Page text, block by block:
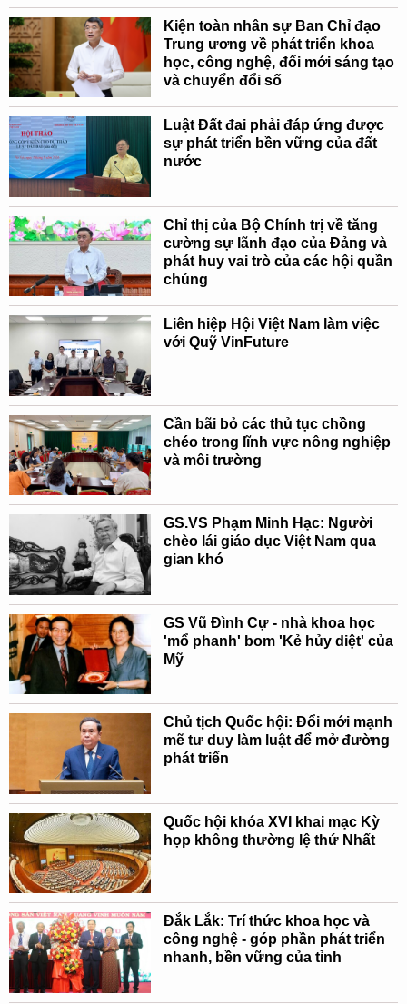
Kiện toàn nhân sự Ban Chỉ đạo
Trung ương về phát triển khoa
học, công nghệ, đổi mới sáng tạo
và chuyển đổi số
Luật Đất đai phải đáp ứng được
sự phát triển bền vững của đất
nước
Chỉ thị của Bộ Chính trị về tăng
cường sự lãnh đạo của Đảng và
phát huy vai trò của các hội quần
chúng
Liên hiệp Hội Việt Nam làm việc
với Quỹ VinFuture
Cần bãi bỏ các thủ tục chồng
chéo trong lĩnh vực nông nghiệp
và môi trường
GS.VS Phạm Minh Hạc: Người
chèo lái giáo dục Việt Nam qua
gian khó
GS Vũ Đình Cự - nhà khoa học
'mổ phanh' bom 'Kẻ hủy diệt' của
Mỹ
Chủ tịch Quốc hội: Đổi mới mạnh
mẽ tư duy làm luật để mở đường
phát triển
Quốc hội khóa XVI khai mạc Kỳ
họp không thường lệ thứ Nhất
Đắk Lắk: Trí thức khoa học và
công nghệ - góp phần phát triển
nhanh, bền vững của tỉnh